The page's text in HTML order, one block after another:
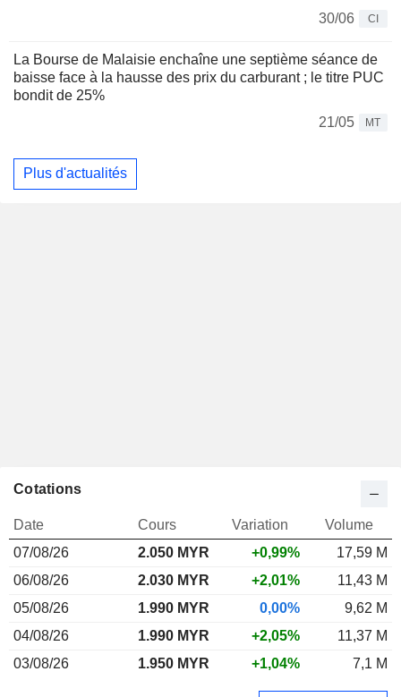
30/06
CI
La Bourse de Malaisie enchaîne une septième séance de
baisse face à la hausse des prix du carburant ; le titre PUC
bondit de 25%
21/05
MT
Plus d'actualités
Cotations
Date Cours Variation
Volume
07/08/26
2.050 MYR +0,99%
17,59 M
06/08/26
2.030 MYR +2,01%
11,43 M
05/08/26
1.990 MYR 0,00%
9,62 M
04/08/26
1.990 MYR +2,05%
11,37 M
03/08/26
1.950 MYR +1,04% 7,1 M